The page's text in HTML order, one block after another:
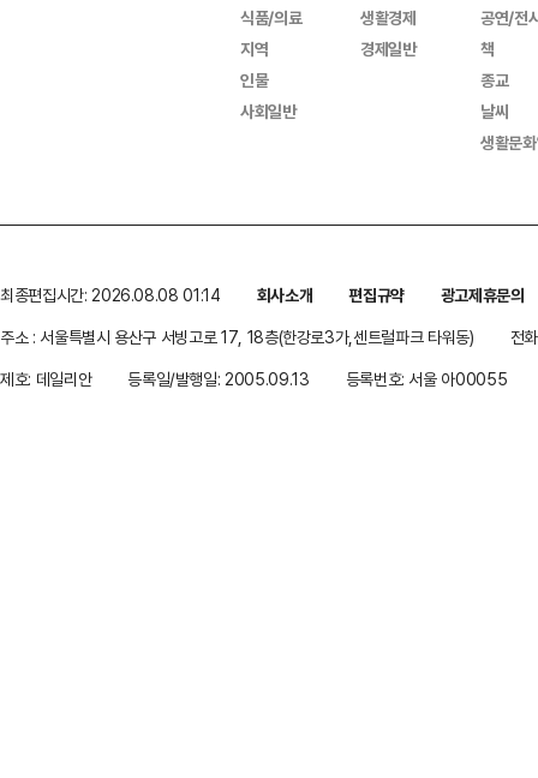
식품/의료
지역
인물
사회일반
생활경제
경제일반
공연/전
책
종교
날씨
생활문
최종편집시간: 2026.08.08 01:14 회사소개 편집규약
광고제휴문의
주소 : 서울특별시 용산구 서빙고로 17, 18층(한강로3가,센트럴파크 타워동)
전
제호: 데일리안
등록일/발행일: 2005.09.13 등록번호: 서울 아00055